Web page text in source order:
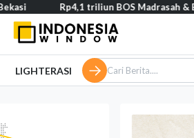
Rp4,1 triliun BOS Madrasah & BOP tahap II
LIGHTERASI